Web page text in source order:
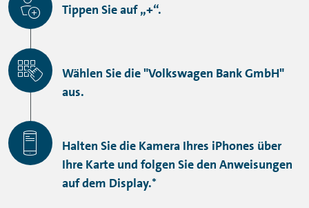
Tippen Sie auf „+“.
Wählen Sie die "Volkswagen Bank GmbH"
aus.
Halten Sie die Kamera Ihres iPhones über
Ihre Karte und folgen Sie den Anweisungen
auf dem Display.*